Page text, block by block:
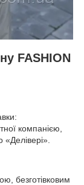
FASHION
компанією,
безготівковим